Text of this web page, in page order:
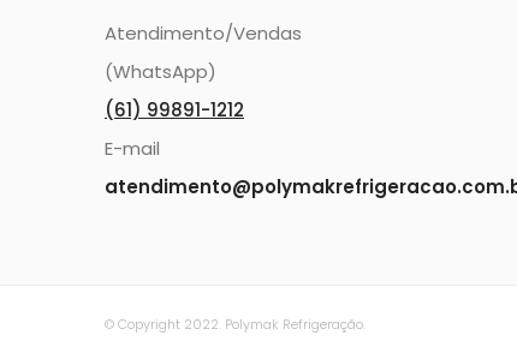
Atendimento/Vendas
(WhatsApp)
(61) 99891-1212
E-mail
© Copyright 2022. Polymak Refrigeração.